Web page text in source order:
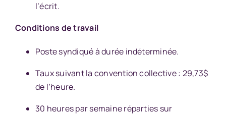
l’écrit.
Conditions de travail
Poste syndiqué à durée indéterminée.
Taux suivant la convention collective : 29,73$
de l’heure.
30 heures par semaine réparties sur